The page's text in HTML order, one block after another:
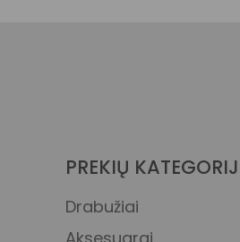
PREKIŲ
Drabužiai